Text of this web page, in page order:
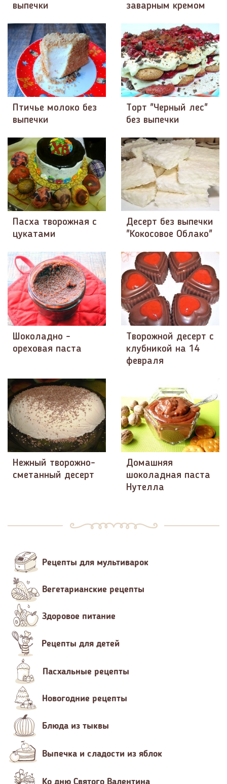
выпечки
заварным кремом
Птичье молоко без
выпечки
Торт "Черный лес"
без выпечки
Пасха творожная с
цукатами
Десерт без выпечки
"Кокосовое Облако"
Шоколадно -
ореховая паста
Творожной десерт с
клубникой на 14
февраля
Нежный творожно-
сметанный десерт
Домашняя
шоколадная паста
Нутелла
Рецепты для мультиварок
Вегетарианские рецепты
Здоровое питание
Рецепты для детей
Пасхальные рецепты
Новогодние рецепты
Блюда из тыквы
Выпечка и сладости из яблок
Ко дню Святого Валентина